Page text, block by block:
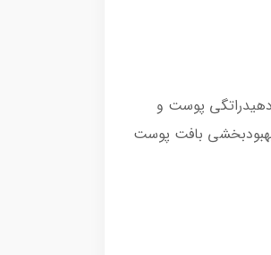
پوست و
، بهبود‌بخشی بافت پوست